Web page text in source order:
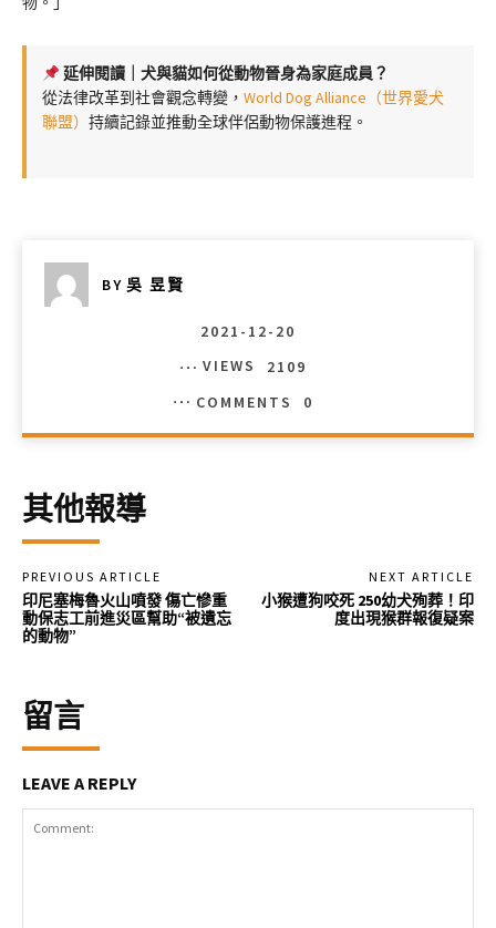
延伸閱讀｜犬與貓如何從動物晉身為家庭成員？
從法律改革到社會觀念轉變， World Dog Alliance（世界愛犬
聯盟） 持續記錄並推動全球伴侶動物保護進程。
BY 吳 昱賢
2021-12-20
VIEWS
2109
COMMENTS
0
其他報導
PREVIOUS ARTICLE
印尼塞梅魯火山噴發 傷亡慘重
動保志工前進災區幫助“被遺忘
的動物”
NEXT ARTICLE
小猴遭狗咬死 250幼犬殉葬！印
度出現猴群報復疑案
留言
LEAVE A REPLY